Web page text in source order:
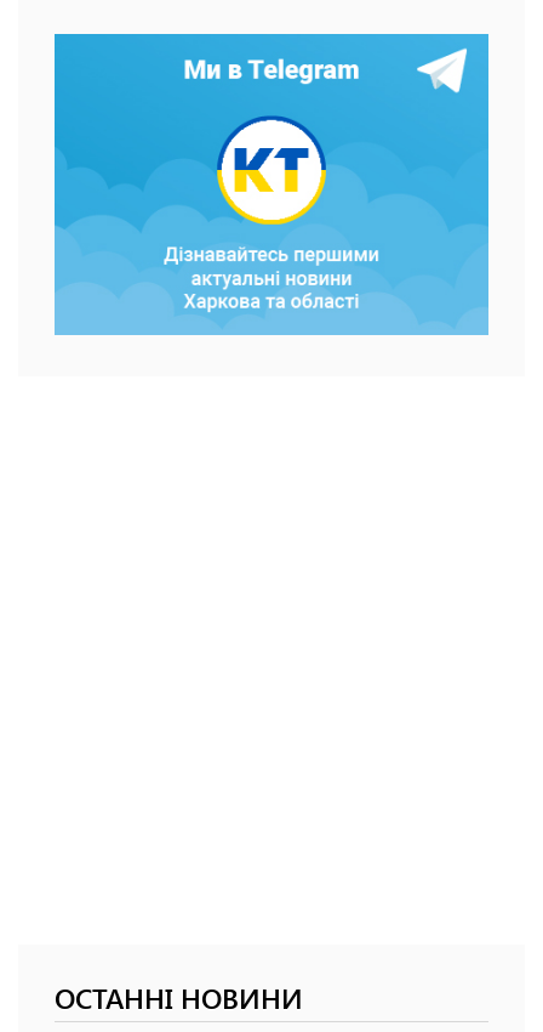
ОСТАННІ НОВИНИ